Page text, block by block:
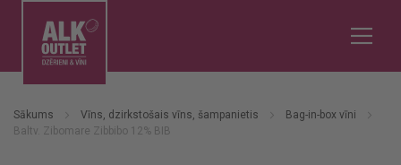
Sākums Vīns, dzirkstošais vīns, šampanietis
Bag-in-box vīni
Baltv. Zibomare Zibbibo 12% BIB